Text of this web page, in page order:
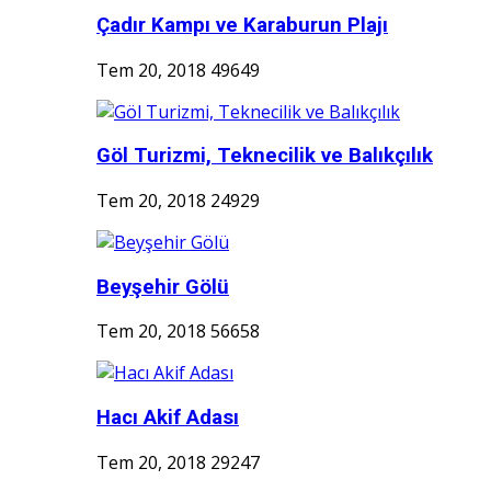
Çadır Kampı ve Karaburun Plajı
Tem 20, 2018 49649
Göl Turizmi, Teknecilik ve Balıkçılık
Tem 20, 2018 24929
Beyşehir Gölü
Tem 20, 2018 56658
Hacı Akif Adası
Tem 20, 2018 29247